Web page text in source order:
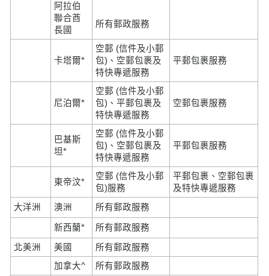
阿拉伯
聯合酋
長國
所有郵政服務
卡塔爾*
空郵 (信件及小郵
包)、空郵包裹及
特快專遞服務
平郵包裹服務
尼泊爾*
空郵 (信件及小郵
包)、平郵包裹及
特快專遞服務
空郵包裹服務
巴基斯
坦*
空郵 (信件及小郵
包)、空郵包裹及
特快專遞服務
平郵包裹服務
東帝汶*
空郵 (信件及小郵
包)服務
平郵包裹、空郵包裹
及特快專遞服務
大洋洲
澳洲 所有郵政服務
新西蘭* 所有郵政服務
北美洲 美國
所有郵政服務
加拿大^
所有郵政服務